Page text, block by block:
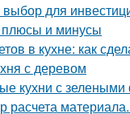
для
плюсы и минусы
в кухне: как
с деревом
кухни с